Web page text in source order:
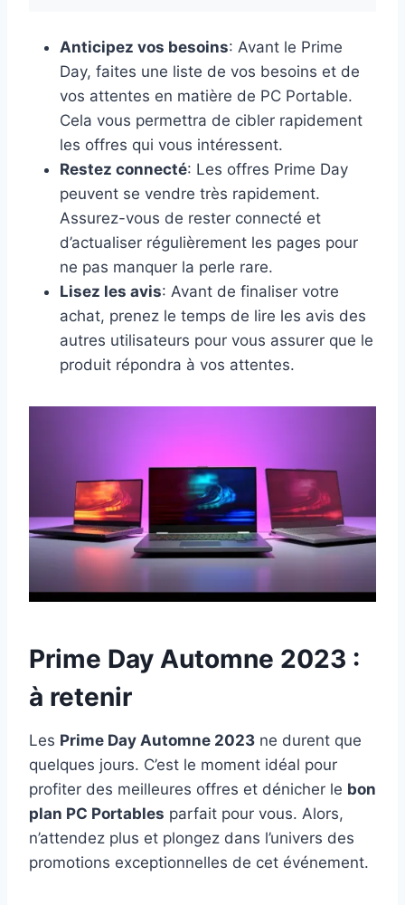
Anticipez vos besoins: Avant le Prime
Day, faites une liste de vos besoins et de
vos attentes en matière de PC Portable.
Cela vous permettra de cibler rapidement
les offres qui vous intéressent.
Restez connecté: Les offres Prime Day
peuvent se vendre très rapidement.
Assurez-vous de rester connecté et
d’actualiser régulièrement les pages pour
ne pas manquer la perle rare.
Lisez les avis: Avant de finaliser votre
achat, prenez le temps de lire les avis des
autres utilisateurs pour vous assurer que le
produit répondra à vos attentes.
Prime Day Automne 2023 :
à retenir
Les Prime Day Automne 2023 ne durent que
quelques jours. C’est le moment idéal pour
profiter des meilleures offres et dénicher le bon
plan PC Portables parfait pour vous. Alors,
n’attendez plus et plongez dans l’univers des
promotions exceptionnelles de cet événement.